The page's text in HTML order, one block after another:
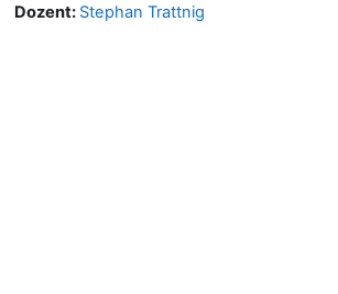
Dozent: Stephan Trattnig